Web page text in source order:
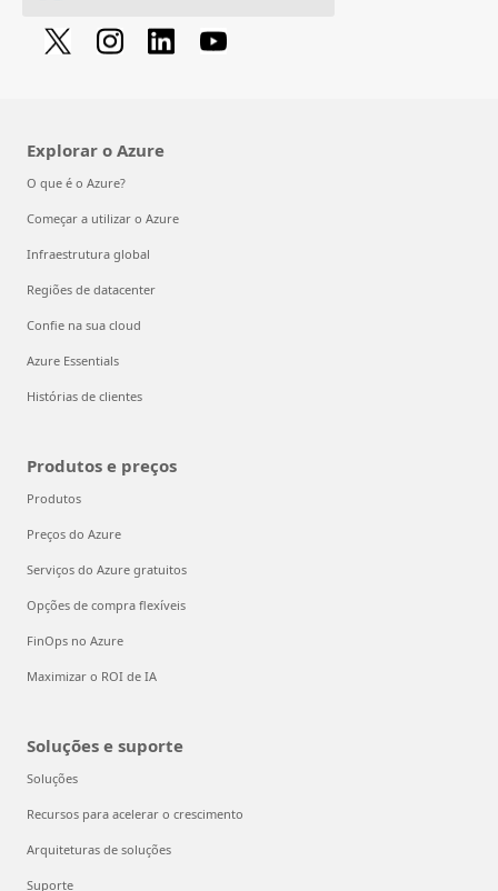
Explorar o Azure
O que é o Azure?
Começar a utilizar o Azure
Infraestrutura global
Regiões de datacenter
Confie na sua cloud
Azure Essentials
Histórias de clientes
Produtos e preços
Produtos
Preços do Azure
Serviços do Azure gratuitos
Opções de compra flexíveis
FinOps no Azure
Maximizar o ROI de IA
Soluções e suporte
Soluções
Recursos para acelerar o crescimento
Arquiteturas de soluções
Suporte